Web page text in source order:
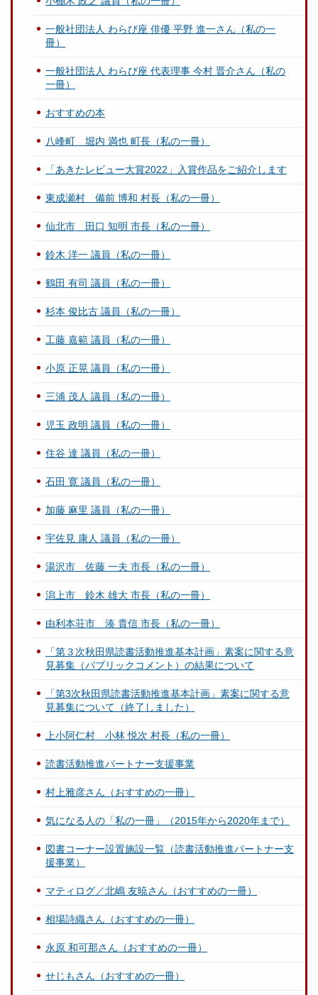
一般社団法人 わらび座 俳優 平野 進一さん（私の一
冊）
一般社団法人 わらび座 代表理事 今村 晋介さん（私の
一冊）
おすすめの本
八峰町 堀内 満也 町長（私の一冊）
「あきたレビュー大賞2022」入賞作品をご紹介します
東成瀬村 備前 博和 村長（私の一冊）
仙北市 田口 知明 市長（私の一冊）
鈴木 洋一 議員（私の一冊）
鶴田 有司 議員（私の一冊）
杉本 俊比古 議員（私の一冊）
工藤 嘉範 議員（私の一冊）
小原 正晃 議員（私の一冊）
三浦 茂人 議員（私の一冊）
児玉 政明 議員（私の一冊）
住谷 達 議員（私の一冊）
石田 寛 議員（私の一冊）
加藤 麻里 議員（私の一冊）
宇佐見 康人 議員（私の一冊）
湯沢市 佐藤 一夫 市長（私の一冊）
潟上市 鈴木 雄大 市長（私の一冊）
由利本荘市 湊 貴信 市長（私の一冊）
「第３次秋田県読書活動推進基本計画」素案に関する意
見募集（パブリックコメント）の結果について
「第3次秋田県読書活動推進基本計画」素案に関する意
見募集について（終了しました）
上小阿仁村 小林 悦次 村長（私の一冊）
読書活動推進パートナー支援事業
村上雅彦さん（おすすめの一冊）
気になる人の「私の一冊」（2015年から2020年まで）
図書コーナー設置施設一覧（読書活動推進パートナー支
援事業）
マティログ／北嶋 友暁さん（おすすめの一冊）
相場詩織さん（おすすめの一冊）
永原 和可那さん（おすすめの一冊）
せじもさん（おすすめの一冊）